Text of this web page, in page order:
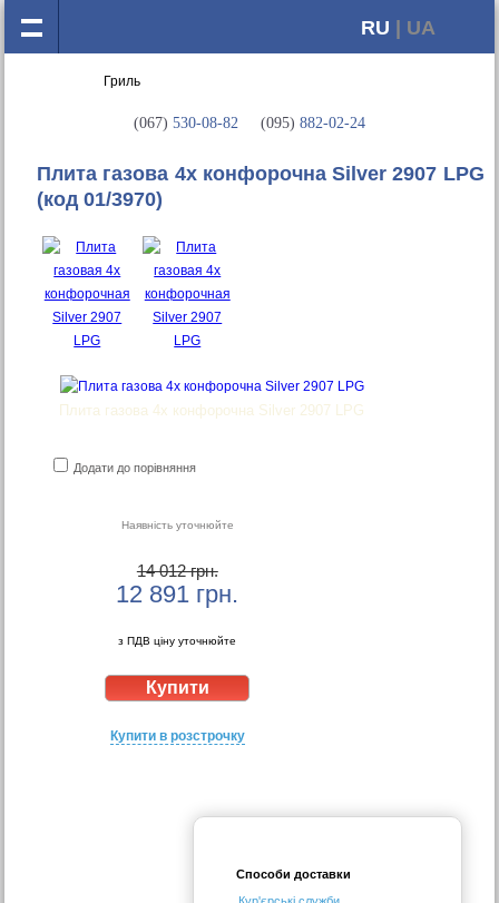
RU | UA
(067) 530-08-82 (095) 882-02-24
Плита газова 4х конфорочна Silver 2907 LPG
(код 01/3970)
Плита газова 4х конфорочна Silver 2907 LPG
Додати до порівняння
Наявність уточнюйте
14 012 грн.
12 891 грн.
з ПДВ ціну уточнюйте
Купити в розстрочку
Способи доставки